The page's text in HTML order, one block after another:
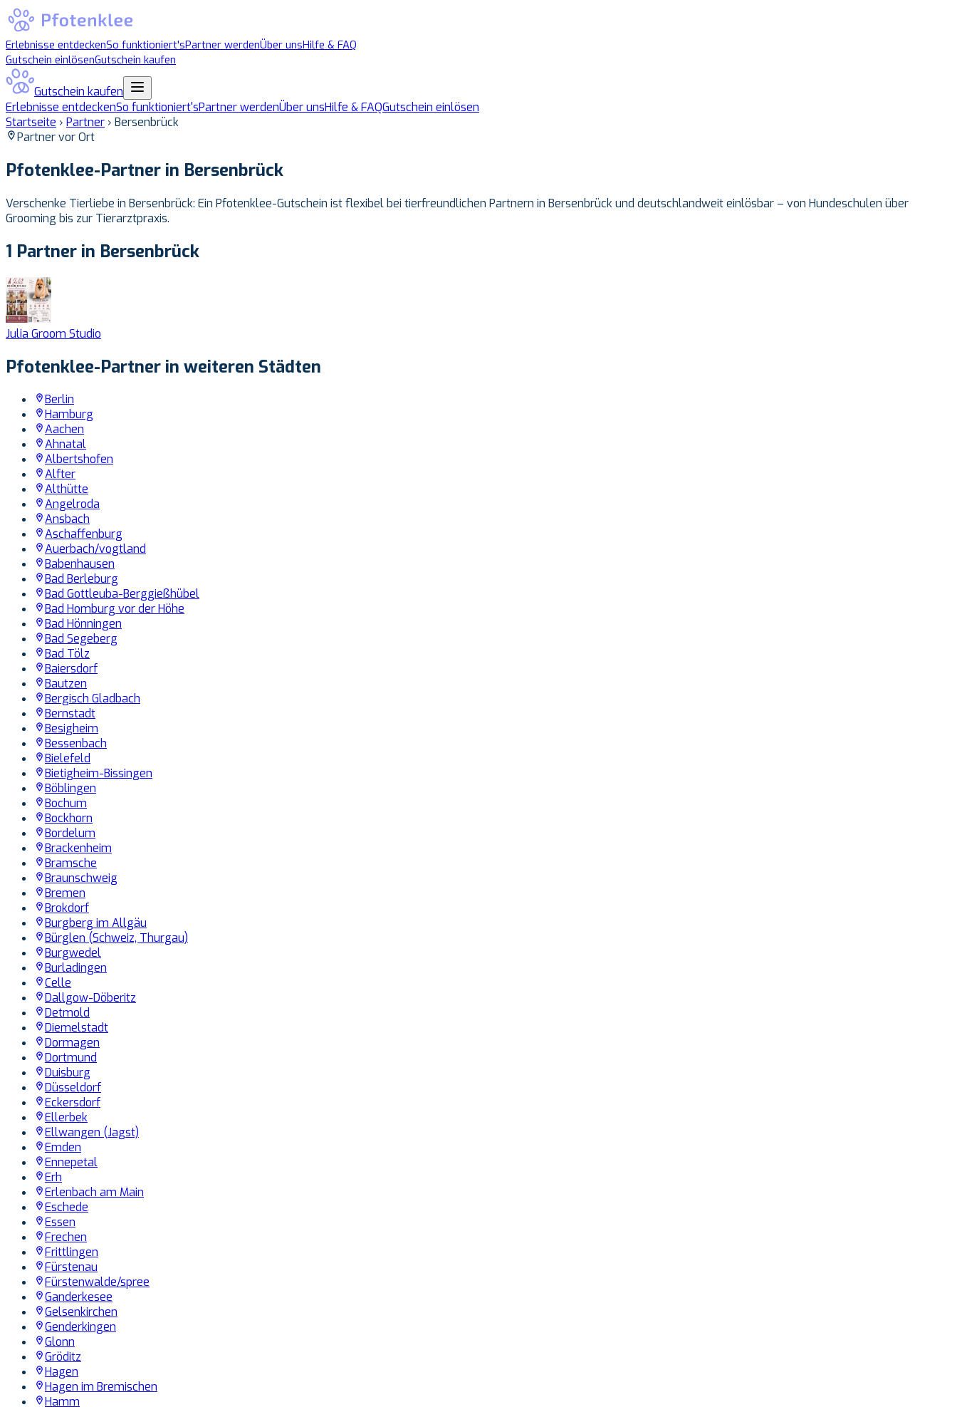
Erlebnisse entdeckenSo funktioniert'sPartner werdenÜber unsHilfe & FAQ
Gutschein einlösenGutschein kaufen
Gutschein kaufen
Erlebnisse entdeckenSo funktioniert'sPartner werdenÜber unsHilfe & FAQGutschein einlösen
Startseite › Partner › Bersenbrück
Partner vor Ort
Pfotenklee-Partner in Bersenbrück
Verschenke Tierliebe in Bersenbrück: Ein Pfotenklee-Gutschein ist flexibel bei tierfreundlichen Partnern in Bersenbrück und deutschlandweit einlösbar – von Hundeschulen über
Grooming bis zur Tierarztpraxis.
1 Partner in Bersenbrück
Julia Groom Studio
Pfotenklee-Partner in weiteren Städten
Berlin
Hamburg
Aachen
Ahnatal
Albertshofen
Alfter
Althütte
Angelroda
Ansbach
Aschaffenburg
Auerbach/vogtland
Babenhausen
Bad Berleburg
Bad Gottleuba-Berggießhübel
Bad Homburg vor der Höhe
Bad Hönningen
Bad Segeberg
Bad Tölz
Baiersdorf
Bautzen
Bergisch Gladbach
Bernstadt
Besigheim
Bessenbach
Bielefeld
Bietigheim-Bissingen
Böblingen
Bochum
Bockhorn
Bordelum
Brackenheim
Bramsche
Braunschweig
Bremen
Brokdorf
Burgberg im Allgäu
Bürglen (Schweiz, Thurgau)
Burgwedel
Burladingen
Celle
Dallgow-Döberitz
Detmold
Diemelstadt
Dormagen
Dortmund
Duisburg
Düsseldorf
Eckersdorf
Ellerbek
Ellwangen (Jagst)
Emden
Ennepetal
Erh
Erlenbach am Main
Eschede
Essen
Frechen
Frittlingen
Fürstenau
Fürstenwalde/spree
Ganderkesee
Gelsenkirchen
Genderkingen
Glonn
Gröditz
Hagen
Hagen im Bremischen
Hamm